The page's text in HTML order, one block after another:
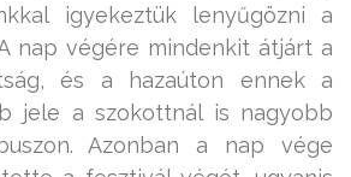
igyekeztük lenyűgözni a
nap végére mindenkit átjárt a
és a hazaúton ennek a
jele a szokottnál is nagyobb
Azonban a nap vége